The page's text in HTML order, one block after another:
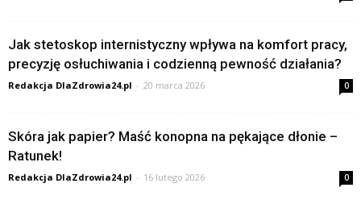
Jak stetoskop internistyczny wpływa na komfort pracy,
precyzję osłuchiwania i codzienną pewność działania?
Redakcja DlaZdrowia24.pl - 20 marca 2026 0
Skóra jak papier? Maść konopna na pękające dłonie –
Ratunek!
Redakcja DlaZdrowia24.pl - 16 lutego 2026 0